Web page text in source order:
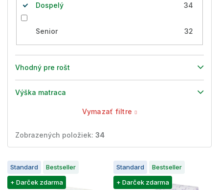
Dospelý 34
Senior 32
Vhodný pre rošt
Výška matraca
Vymazať filtre
Zobrazených položiek: 34
V
ý
p
Standard
Bestseller
+ Darček zdarma
Standard
Bestseller
+ Darček zdarma